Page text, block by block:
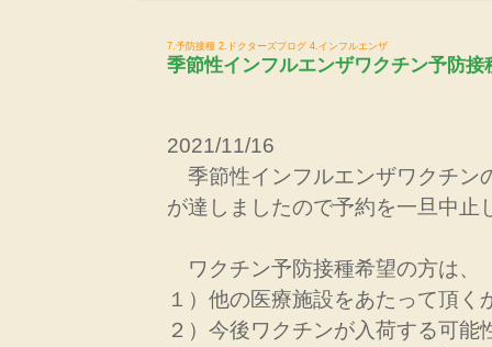
7.予防接種 2.ドクターズブログ 4.インフルエンザ
季節性インフルエンザワクチン予防接
2021/11/16
季節性インフルエンザワクチン
が達しましたので予約を一旦中止
ワクチン予防接種希望の方は、
１）他の医療施設をあたって頂く
２）今後ワクチンが入荷する可能